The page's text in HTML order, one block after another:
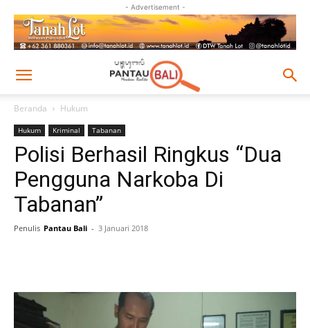
- Advertisement -
Beranda Hukum
Hukum Kriminal Tabanan
Polisi Berhasil Ringkus “Dua
Pengguna Narkoba Di
Tabanan”
Penulis Pantau Bali - 3 Januari 2018